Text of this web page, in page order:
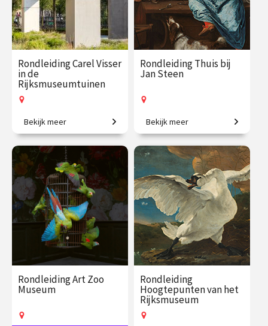
Rondleiding Carel Visser
in de
Rijksmuseumtuinen
De stille kracht van vorm.
€ 27.50
vanaf 14
aug.
Op locatie
Bekijk meer
Rondleiding Thuis bij
Jan Steen
400 jaar leven in de
brouwerij.
vanaf 7
aug.
Op locatie
Bekijk meer
Rondleiding Art Zoo
Museum
Rondleiding
Hoogtepunten van het
Rijksmuseum